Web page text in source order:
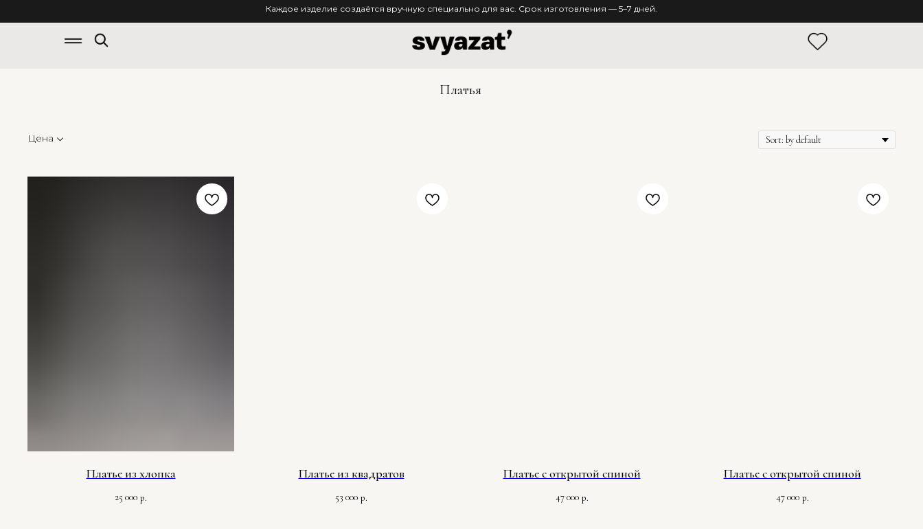
Каждое изделие создаётся вручную специально для вас. Срок изготовления — 5–7 дней.
Платья
Цена
Платье из хлопка
25 000 р.
Платье из квадратов
53 000 р.
Платье с открытой спиной
47 000 р.
Платье с открытой спиной
47 000 р.